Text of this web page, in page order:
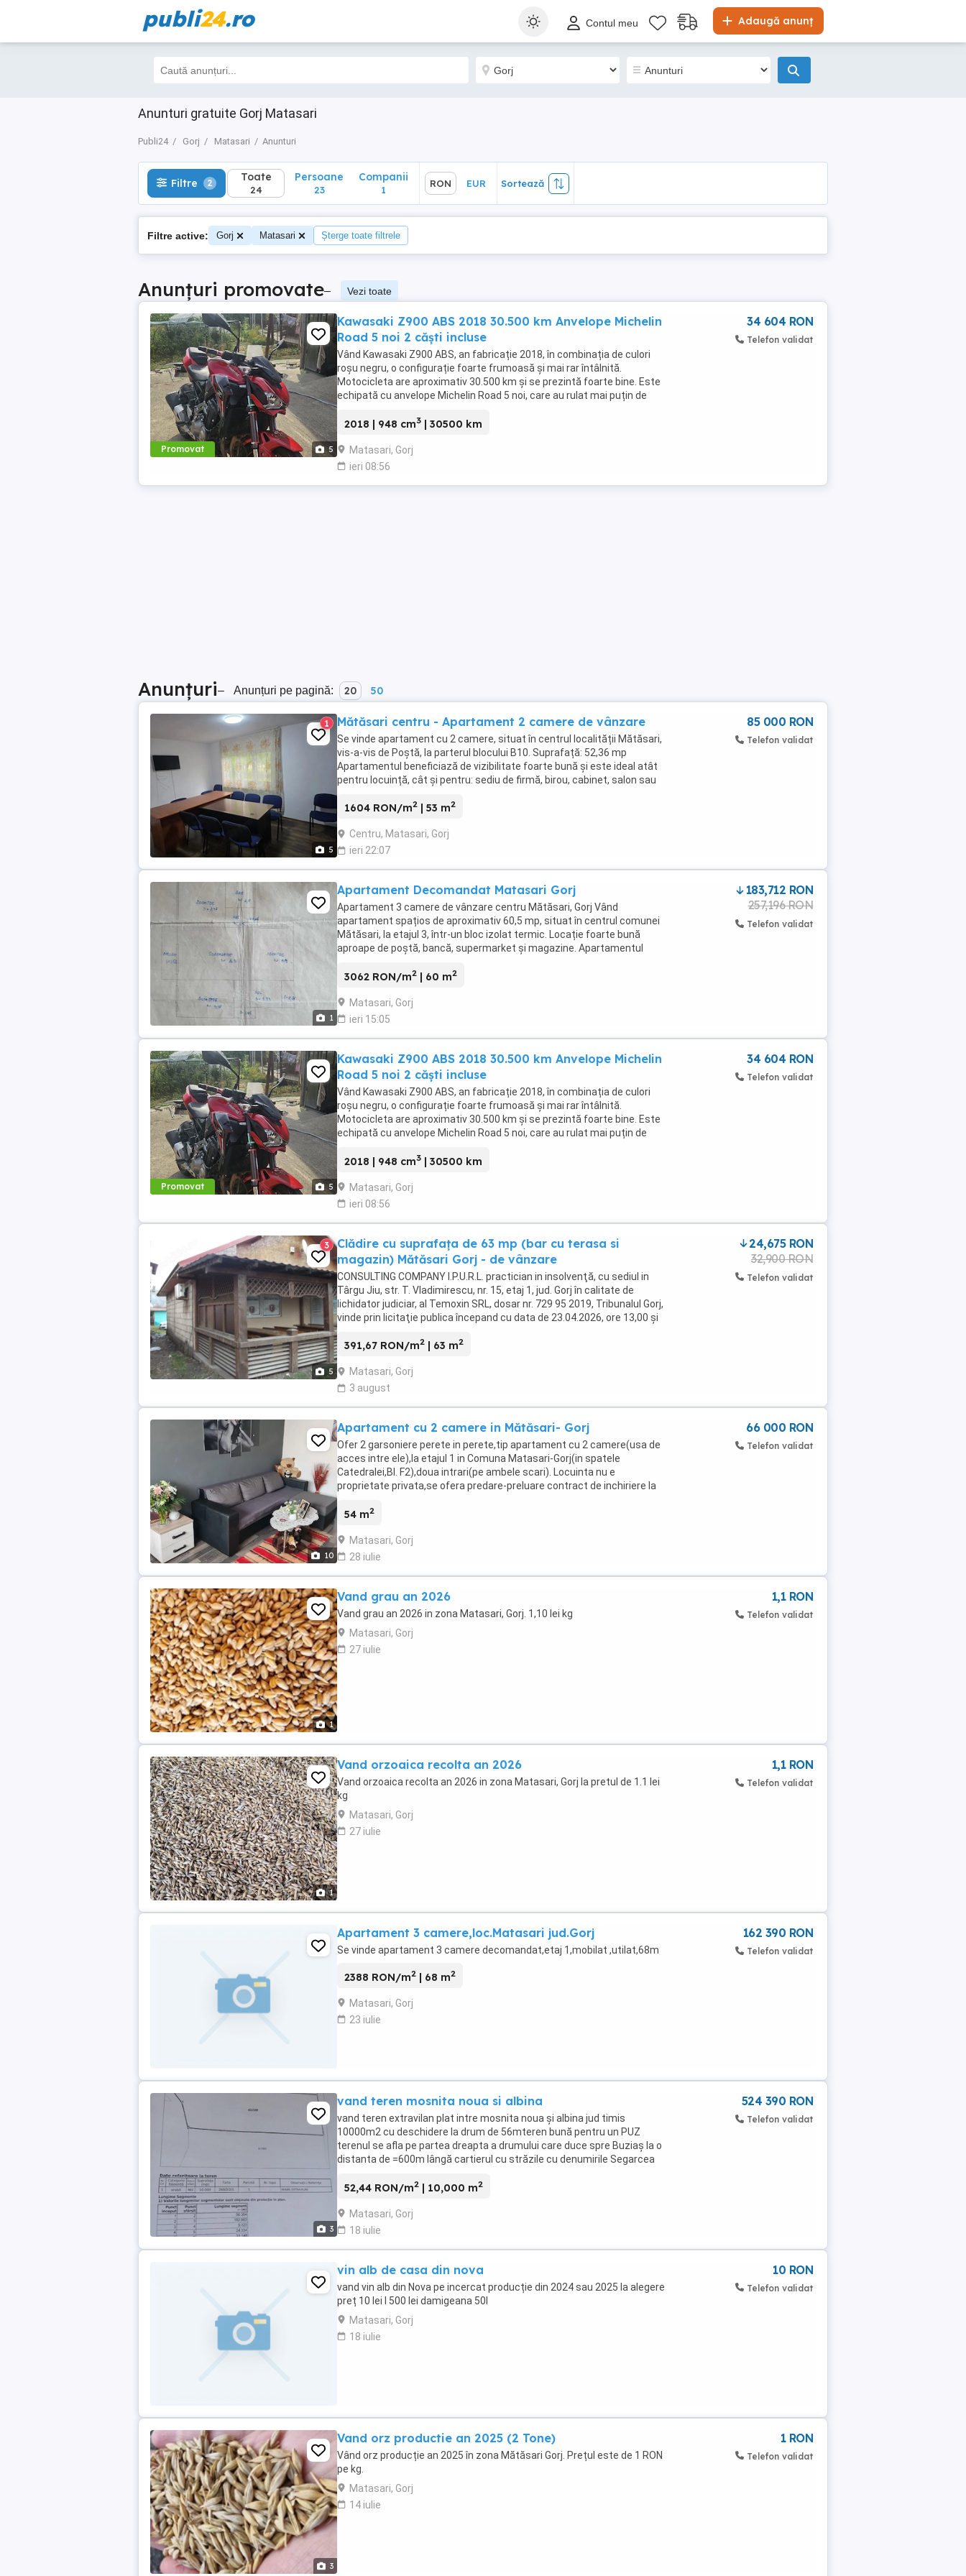
publi24.ro Adaugă anunț
Contul meu
Anunturi gratuite Gorj Matasari
Publi24 Gorj Matasari Anunturi
Filtre 2 Toate
24
Sortează
Filtre 2 Toate
24
Persoane
23
Companii
1
RON EUR Sortează
Filtre active: Gorj Matasari Șterge toate filtrele
Anunțuri promovate– Vezi toate
Promovat 5
Kawasaki Z900 ABS 2018 30.500 km Anvelope Michelin
Road 5 noi 2 căști incluse
Vând Kawasaki Z900 ABS, an fabricație 2018, în combinația de culori
roșu negru, o configurație foarte frumoasă și mai rar întâlnită.
Motocicleta are aproximativ 30.500 km și se prezintă foarte bine. Este
echipată cu anvelope Michelin Road 5 noi, care au rulat mai puțin de
2018 | 948 cm3 | 30500 km
Matasari, Gorj
ieri 08:56
34 604 RON
Telefon validat
Anunțuri– Anunțuri pe pagină: 20 50
5
1 Mătăsari centru - Apartament 2 camere de vânzare
Se vinde apartament cu 2 camere, situat în centrul localității Mătăsari,
vis-a-vis de Poștă, la parterul blocului B10. Suprafață: 52,36 mp
Apartamentul beneficiază de vizibilitate foarte bună și este ideal atât
pentru locuință, cât și pentru: sediu de firmă, birou, cabinet, salon sau
1604 RON/m2 | 53 m2
Centru, Matasari, Gorj
ieri 22:07
85 000 RON
Telefon validat
1
Apartament Decomandat Matasari Gorj
Apartament 3 camere de vânzare centru Mătăsari, Gorj Vând
apartament spațios de aproximativ 60,5 mp, situat în centrul comunei
Mătăsari, la etajul 3, într-un bloc izolat termic. Locație foarte bună
aproape de poștă, bancă, supermarket și magazine. Apartamentul
3062 RON/m2 | 60 m2
Matasari, Gorj
ieri 15:05
183,712 RON
257,196 RON
Telefon validat
Promovat 5
Kawasaki Z900 ABS 2018 30.500 km Anvelope Michelin
Road 5 noi 2 căști incluse
Vând Kawasaki Z900 ABS, an fabricație 2018, în combinația de culori
roșu negru, o configurație foarte frumoasă și mai rar întâlnită.
Motocicleta are aproximativ 30.500 km și se prezintă foarte bine. Este
echipată cu anvelope Michelin Road 5 noi, care au rulat mai puțin de
2018 | 948 cm3 | 30500 km
Matasari, Gorj
ieri 08:56
34 604 RON
Telefon validat
5
3
Clădire cu suprafața de 63 mp (bar cu terasa si
magazin) Mătăsari Gorj - de vânzare
CONSULTING COMPANY I.P.U.R.L. practician in insolvenţă, cu sediul in
Târgu Jiu, str. T. Vladimirescu, nr. 15, etaj 1, jud. Gorj în calitate de
lichidator judiciar, al Temoxin SRL, dosar nr. 729 95 2019, Tribunalul Gorj,
vinde prin licitaţie publica începand cu data de 23.04.2026, ore 13,00 și
391,67 RON/m2 | 63 m2
Matasari, Gorj
3 august
24,675 RON
32,900 RON
Telefon validat
10
Apartament cu 2 camere in Mătăsari- Gorj
Ofer 2 garsoniere perete in perete,tip apartament cu 2 camere(usa de
acces intre ele),la etajul 1 in Comuna Matasari-Gorj(in spatele
Catedralei,Bl. F2),doua intrari(pe ambele scari). Locuinta nu e
proprietate privata,se ofera predare-preluare contract de inchiriere la
54 m2
Matasari, Gorj
28 iulie
66 000 RON
Telefon validat
1
Vand grau an 2026
Vand grau an 2026 in zona Matasari, Gorj. 1,10 lei kg
Matasari, Gorj
27 iulie
1,1 RON
Telefon validat
1
Vand orzoaica recolta an 2026
Vand orzoaica recolta an 2026 in zona Matasari, Gorj la pretul de 1.1 lei
kg
Matasari, Gorj
27 iulie
1,1 RON
Telefon validat
Apartament 3 camere,loc.Matasari jud.Gorj
Se vinde apartament 3 camere decomandat,etaj 1,mobilat ,utilat,68m
2388 RON/m2 | 68 m2
Matasari, Gorj
23 iulie
162 390 RON
Telefon validat
3
vand teren mosnita noua si albina
vand teren extravilan plat intre mosnita noua și albina jud timis
10000m2 cu deschidere la drum de 56mteren bună pentru un PUZ
terenul se afla pe partea dreapta a drumului care duce spre Buziaș la o
distanta de =600m lângă cartierul cu străzile cu denumirile Segarcea
52,44 RON/m2 | 10,000 m2
Matasari, Gorj
18 iulie
524 390 RON
Telefon validat
vin alb de casa din nova
vand vin alb din Nova pe incercat producție din 2024 sau 2025 la alegere
preț 10 lei l 500 lei damigeana 50l
Matasari, Gorj
18 iulie
10 RON
Telefon validat
3
Vand orz productie an 2025 (2 Tone)
Vând orz producție an 2025 în zona Mătăsari Gorj. Prețul este de 1 RON
pe kg.
Matasari, Gorj
14 iulie
1 RON
Telefon validat